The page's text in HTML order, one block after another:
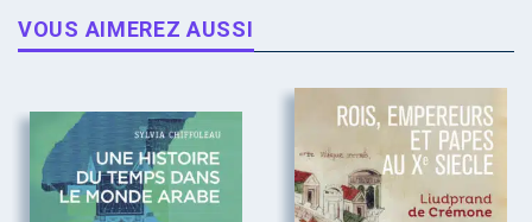
VOUS AIMEREZ AUSSI